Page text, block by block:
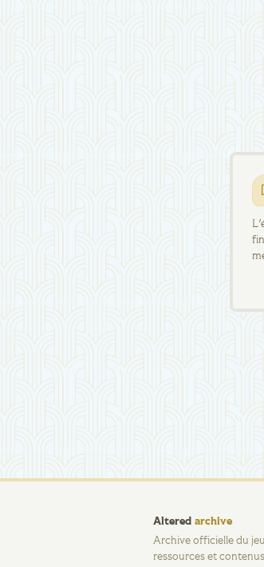
Altered archive
Archive officielle du
ressources et